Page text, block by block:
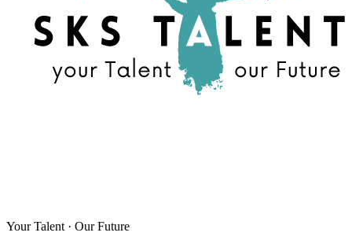
Your Talent · Our Future